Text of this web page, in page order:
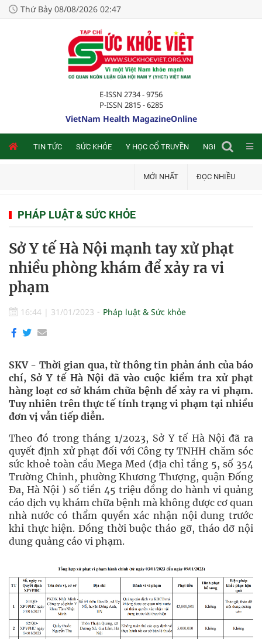
Thứ Bảy 08/08/2026 02:47
E-ISSN 2734 - 9756
P-ISSN 2815 - 6285
VietNam Health MagazineOnline
TIN TỨC SỨC KHỎE Y HỌC CỔ TRUYỀN NGHIÊN CỨU
MỚI NHẤT ĐỌC NHIỀU
PHÁP LUẬT & SỨC KHỎE
Sở Y tế Hà Nội mạnh tay xử phạt
nhiều phòng khám để xảy ra vi
phạm
16:44 | 31/01/2023 Pháp luật & Sức khỏe
SKV - Thời gian qua, từ thông tin phản ánh của báo
chí, Sở Y tế Hà Nội đã vào cuộc kiểm tra xử phạt
hàng loạt cơ sở khám chữa bệnh để xảy ra vi phạm.
Tuy nhiên trên thực tế tính trạng vi phạm tại nhiều
đơn vị vẫn tiếp diễn.
Theo đó trong tháng 1/2023, Sở Y tế Hà Nội đã ra
quyết định xử phạt đối với Công ty TNHH chăm sóc
sức khoẻ toàn cầu Mega Med (địa chỉ tầng 5, số 354
Trường Chinh, phường Khương Thượng, quận Đống
Đa, Hà Nội ) số tiền 45 triệu đồng do hành vi quảng
cáo dịch vụ khám chữa bệnh mà không được cơ quan
nhà nước có thẩm quyền xác nhận nội dung trước
khi thực hiện. Đồng thời buộc tháo gỡ, tháo dỡ nội
dung quảng cáo vi phạm.